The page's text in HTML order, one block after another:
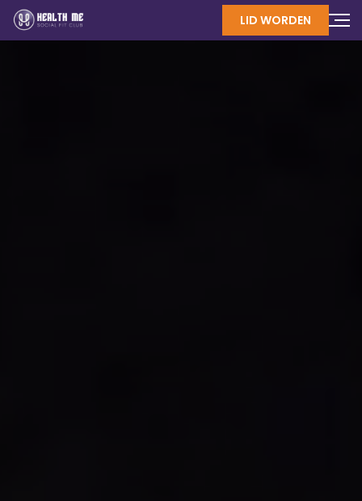
LID WORDEN